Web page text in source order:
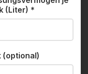
(Liter) *
(optional)